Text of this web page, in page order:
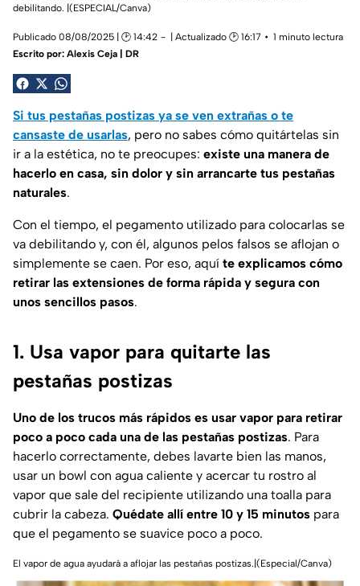
debilitando. |(ESPECIAL/Canva)
Publicado 08/08/2025 | 🕑 14:42 | Actualizado 🕑 16:17
1 minuto lectura
Escrito por: Alexis Ceja | DR
Si tus pestañas postizas ya se ven extrañas o te
cansaste de usarlas, pero no sabes cómo quitártelas sin
ir a la estética, no te preocupes: existe una manera de
hacerlo en casa, sin dolor y sin arrancarte tus pestañas
naturales.
Con el tiempo, el pegamento utilizado para colocarlas se
va debilitando y, con él, algunos pelos falsos se aflojan o
simplemente se caen. Por eso, aquí te explicamos cómo
retirar las extensiones de forma rápida y segura con
unos sencillos pasos.
1. Usa vapor para quitarte las
pestañas postizas
Uno de los trucos más rápidos es usar vapor para retirar
poco a poco cada una de las pestañas postizas. Para
hacerlo correctamente, debes lavarte bien las manos,
usar un bowl con agua caliente y acercar tu rostro al
vapor que sale del recipiente utilizando una toalla para
cubrir la cabeza. Quédate allí entre 10 y 15 minutos para
que el pegamento se suavice poco a poco.
El vapor de agua ayudará a aflojar las pestañas postizas.|(Especial/Canva)